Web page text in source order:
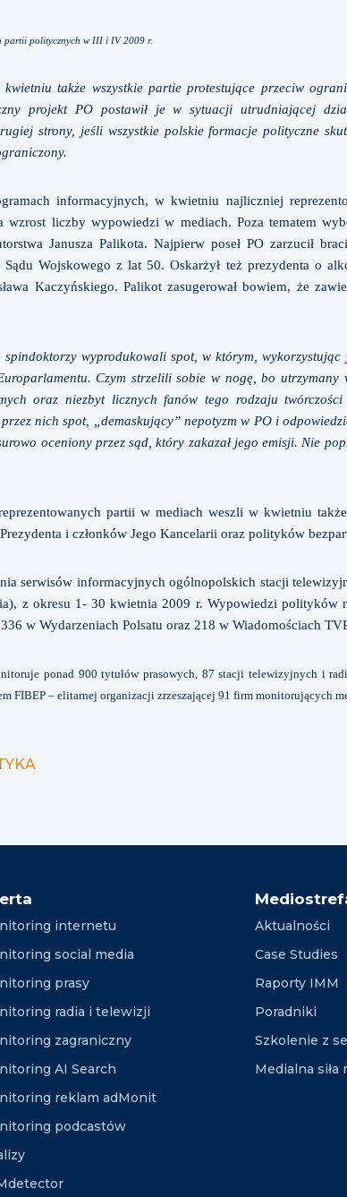
partii politycznych w III i IV 2009 r.
także wszystkie partie protestujące przeciw
projekt PO postawił je w sytuacji utrudniającej
strony, jeśli wszystkie polskie formacje polityczne
informacyjnych, w kwietniu najliczniej
wzrost liczby wypowiedzi w mediach. Poza tematem
Janusza Palikota. Najpierw poseł PO zarzucił
Wojskowego z lat 50. Oskarżył też prezydenta o
Kaczyńskiego. Palikot zasugerował bowiem, że
wyprodukowali spot, w którym,
Czym strzelili sobie w nogę, bo
oraz niezbyt licznych fanów tego rodzaju
nich spot, „demaskujący” nepotyzm w PO i
oceniony przez sąd, który zakazał jego emisji. Nie
partii w mediach weszli w kwietniu
i członków Jego Kancelarii oraz polityków
serwisów informacyjnych ogólnopolskich stacji
z okresu 1- 30 kwietnia 2009 r. Wypowiedzi polityków
w Wydarzeniach Polsatu oraz 218 w Wiadomościach
ponad 900 tytułów prasowych, 87 stacji telewizyjnych i
FIBEP – elitarnej organizacji zrzeszającej 91 firm monitorujących
internetu
social media
prasy
radia i telewizji
zagraniczny
AI Search
reklam adMonit
podcastów
Aktualności
Case Studies
Raporty IMM
Poradniki
Szkolenie z
Medialna